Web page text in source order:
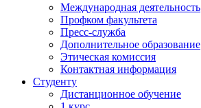
Международная деятельность
Профком факультета
Пресс-служба
Дополнительное образование
Этическая комиссия
Контактная информация
Студенту
Дистанционное обучение